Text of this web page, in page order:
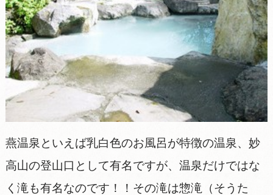
燕温泉といえば乳白色のお風呂が特徴の温泉、妙
高山の登山口として有名ですが、温泉だけではな
く滝も有名なのです！！その滝は惣滝（そうた